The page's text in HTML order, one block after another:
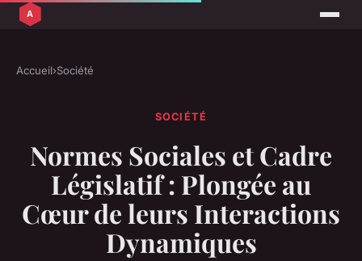
Accueil›Société
SOCIÉTÉ
Normes Sociales et Cadre
Législatif : Plongée au
Cœur de leurs Interactions
Dynamiques